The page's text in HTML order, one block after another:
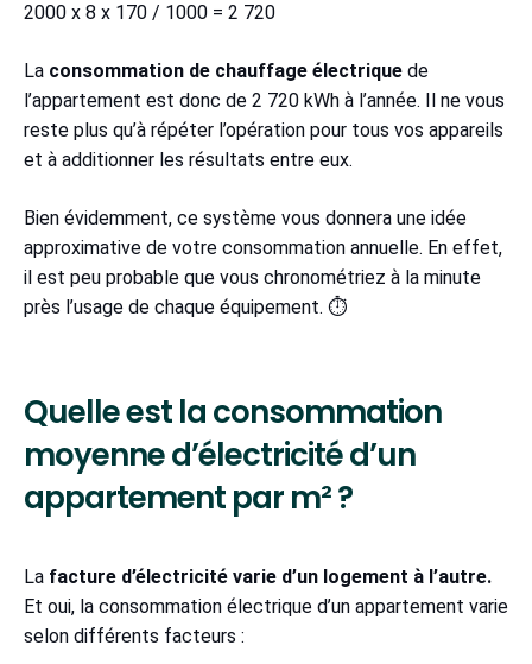
2000 x 8 x 170 / 1000 = 2 720
La consommation de chauffage électrique de
l’appartement est donc de 2 720 kWh à l’année. Il ne vous
reste plus qu’à répéter l’opération pour tous vos appareils
et à additionner les résultats entre eux.
Bien évidemment, ce système vous donnera une idée
approximative de votre consommation annuelle. En effet,
il est peu probable que vous chronométriez à la minute
près l’usage de chaque équipement. ⏱
Quelle est la consommation
moyenne d’électricité d’un
appartement par m² ?
La facture d’électricité varie d’un logement à l’autre.
Et oui, la consommation électrique d’un appartement varie
selon différents facteurs :